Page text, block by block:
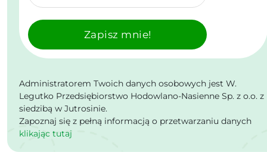
Zapisz mnie!
Administratorem Twoich danych osobowych jest W.
Legutko Przedsiębiorstwo Hodowlano-Nasienne Sp. z o.o. z
siedzibą w Jutrosinie.
Zapoznaj się z pełną informacją o przetwarzaniu danych
klikając tutaj